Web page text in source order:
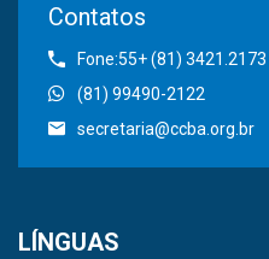
Contatos
Fone:55+ (81) 3421.2173
(81) 99490-2122
secretaria@ccba.org.br
LÍNGUAS